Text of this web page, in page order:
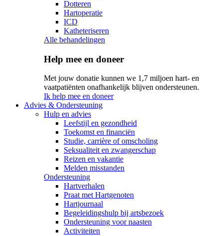
Dotteren
Hartoperatie
ICD
Katheteriseren
Alle behandelingen
Help mee en doneer
Met jouw donatie kunnen we 1,7 miljoen hart- en
vaatpatiënten onafhankelijk blijven ondersteunen.
Ik help mee en doneer
Advies & Ondersteuning
Hulp en advies
Leefstijl en gezondheid
Toekomst en financiën
Studie, carrière of omscholing
Seksualiteit en zwangerschap
Reizen en vakantie
Melden misstanden
Ondersteuning
Hartverhalen
Praat met Hartgenoten
Hartjournaal
Begeleidingshulp bij artsbezoek
Ondersteuning voor naasten
Activiteiten